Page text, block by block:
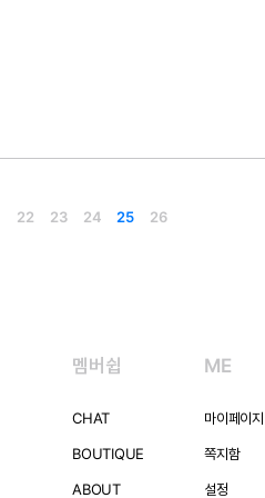
22 23 24 25 26
멤버쉽
CHAT
BOUTIQUE
ABOUT
ME
마이페이지
쪽지함
설정